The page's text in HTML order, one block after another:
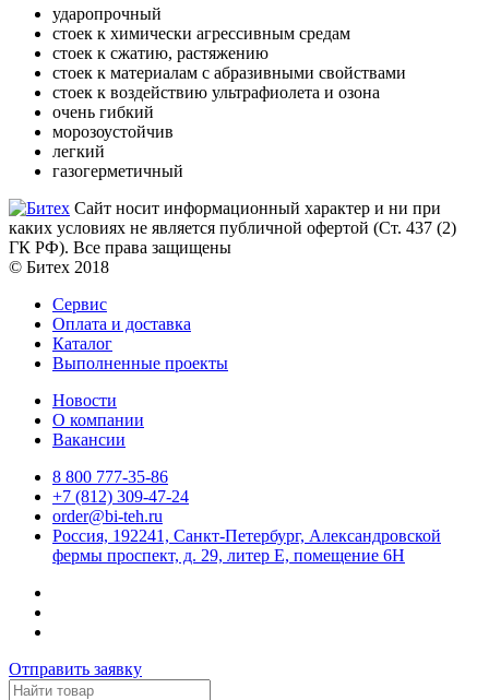
ударопрочный
стоек к химически агрессивным средам
стоек к сжатию, растяжению
стоек к материалам с абразивными свойствами
стоек к воздействию ультрафиолета и озона
очень гибкий
морозоустойчив
легкий
газогерметичный
Сайт носит информационный характер и ни при
каких условиях не является публичной офертой (Ст. 437 (2)
ГК РФ). Все права защищены
© Битех 2018
Сервис
Оплата и доставка
Каталог
Выполненные проекты
Новости
О компании
Вакансии
8 800 777-35-86
+7 (812) 309-47-24
order@bi-teh.ru
Россия, 192241, Санкт-Петербург, Александровской
фермы проспект, д. 29, литер Е, помещение 6Н
Отправить заявку